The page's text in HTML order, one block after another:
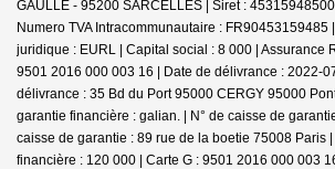
GAULLE - 95200 SARCELLES | Siret :
Numero TVA Intracommunautaire : FR90453159485
juridique : EURL | Capital social : 8 000 | Assurance
9501 2016 000 003 16 | Date de délivrance : 2022-
délivrance : 35 Bd du Port 95000 CERGY 95000
garantie financière : galian. | N° de caisse de
caisse de garantie : 89 rue de la boetie 75008 Paris
financière : 120 000 | Carte G : 9501 2016 000 003